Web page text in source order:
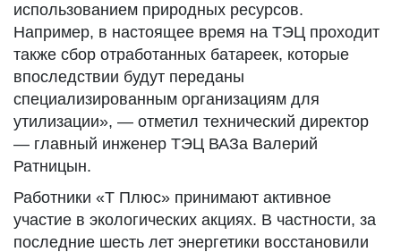
использованием природных ресурсов.
Например, в настоящее время на ТЭЦ проходит
также сбор отработанных батареек, которые
впоследствии будут переданы
специализированным организациям для
утилизации», — отметил технический директор
— главный инженер ТЭЦ ВАЗа Валерий
Ратницын.
Работники «Т Плюс» принимают активное
участие в экологических акциях. В частности, за
последние шесть лет энергетики восстановили